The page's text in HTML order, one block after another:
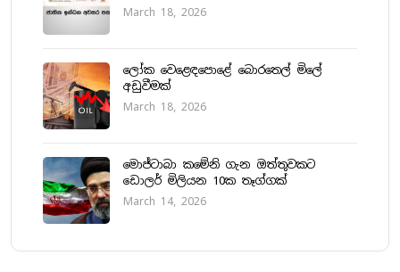
March 18, 2026
ලෝක වෙළෙඳපොළේ බොරතෙල් මිලේ
අඩුවීමක්
March 18, 2026
මොජ්ටාබා කමේනි ගැන ඔත්තුවකට
ඩොලර් මිලියන 10ක තෑග්ගක්
March 14, 2026